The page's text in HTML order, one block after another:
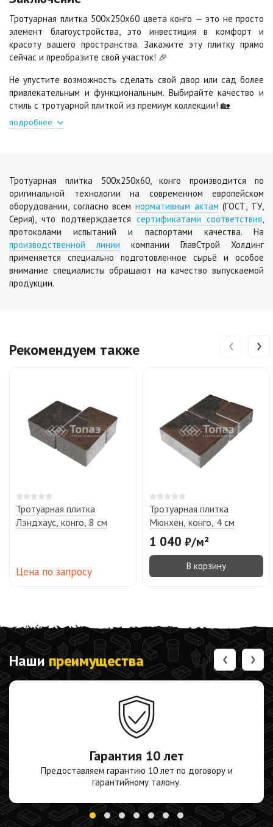
Яшма
Цена по запросу
Тротуарная плитка 500х250х60 цвета конго — это не просто
элемент благоустройства, это инвестиция в комфорт и
красоту вашего пространства. Закажите эту плитку прямо
сейчас и преобразите свой участок! 🎉
Не упустите возможность сделать свой двор или сад более
привлекательным и функциональным. Выбирайте качество и
стиль с тротуарной плиткой из премиум коллекции! 🏡
подробнее
Тротуарная плитка 500х250х60, конго производится по
оригинальной технологии на современном европейском
оборудовании, согласно всем нормативным актам (ГОСТ, ТУ,
Серия), что подтверждается сертификатами соответствия
протоколами испытаний и паспортами качества. На
производственной линии компании ГлавСтрой Холдинг
применяется специально подготовленное сырьё и особое
внимание специалисты обращают на качество выпускаемой
продукции.
Рекомендуем также
Тротуарная плитка
Лэндхаус, конго, 8 см
Цена по запросу
Тротуарная плитка
Мюнхен, конго, 4 см
1 040 ₽/м²
В корзину
‹ ›
Нашипреимущества
Гарантия 10 лет
Предоставляем гарантию 10 лет по договору и
гарантийному талону.
‹ ›